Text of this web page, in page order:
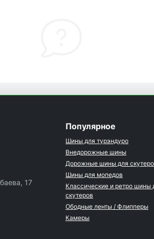
17
Популярное
Шины для турэндуро
Внедорожные шины
Дорожные шины для
Шины для мопедов
Классические и ретро шины
скутеров
Ободные ленты / Флипперы
Камеры